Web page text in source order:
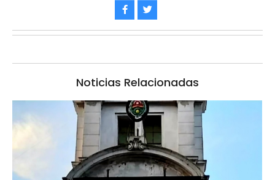
Noticias Relacionadas